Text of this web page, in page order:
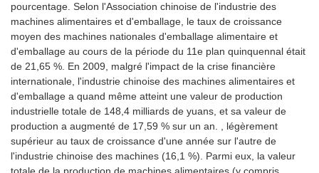
pourcentage. Selon l'Association chinoise de l'industrie des
machines alimentaires et d'emballage, le taux de croissance
moyen des machines nationales d'emballage alimentaire et
d'emballage au cours de la période du 11e plan quinquennal était
de 21,65 %. En 2009, malgré l'impact de la crise financière
internationale, l'industrie chinoise des machines alimentaires et
d'emballage a quand même atteint une valeur de production
industrielle totale de 148,4 milliards de yuans, et sa valeur de
production a augmenté de 17,59 % sur un an. , légèrement
supérieur au taux de croissance d'une année sur l'autre de
l'industrie chinoise des machines (16,1 %). Parmi eux, la valeur